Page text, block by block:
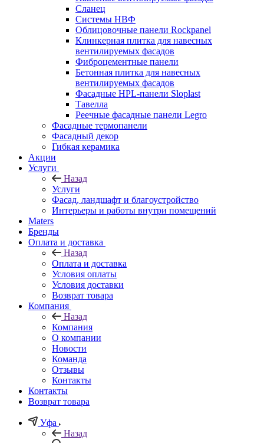
Сланец
Системы НВФ
Облицовочные панели Rockpanel
Клинкерная плитка для навесных
вентилируемых фасадов
Фиброцементные панели
Бетонная плитка для навесных
вентилируемых фасадов
Фасадные HPL-панели Sloplast
Тавелла
Реечные фасадные панели Legro
Фасадные термопанели
Фасадный декор
Гибкая керамика
Акции
Услуги
Назад
Услуги
Фасад, ландшафт и благоустройство
Интерьеры и работы внутри помещений
Maters
Бренды
Оплата и доставка
Назад
Оплата и доставка
Условия оплаты
Условия доставки
Возврат товара
Компания
Назад
Компания
О компании
Новости
Команда
Отзывы
Контакты
Контакты
Возврат товара
Уфа
Назад